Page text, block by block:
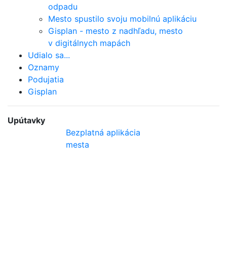
odpadu
Mesto spustilo svoju mobilnú aplikáciu
Gisplan - mesto z nadhľadu, mesto
v digitálnych mapách
Udialo sa...
Oznamy
Podujatia
Gisplan
Upútavky
Bezplatná aplikácia
mesta